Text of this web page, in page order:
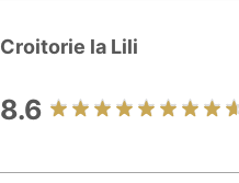
Croitorie la Lili
8.6